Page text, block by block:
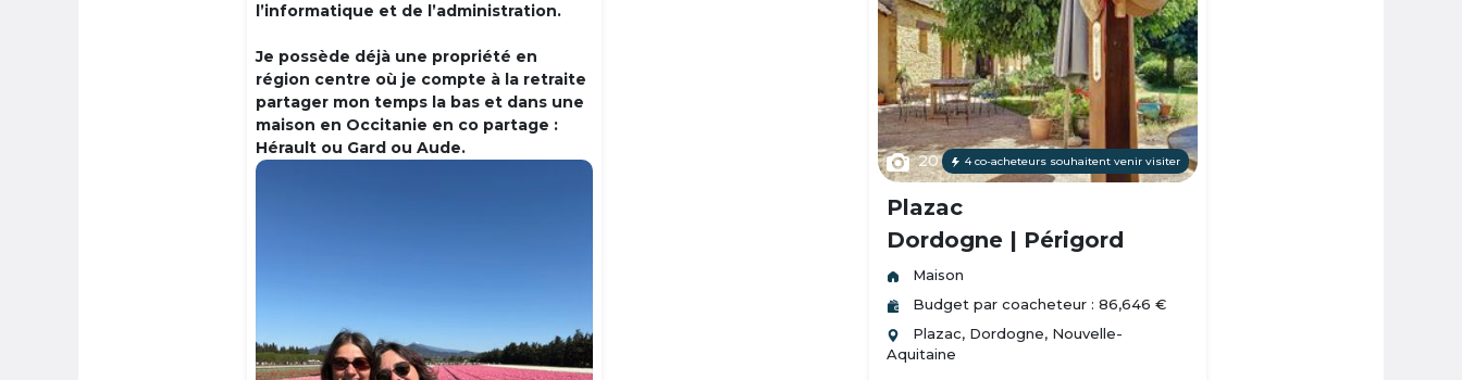
l’informatique et de l’administration.
Je possède déjà une propriété en
région centre où je compte à la retraite
partager mon temps la bas et dans une
maison en Occitanie en co partage :
Hérault ou Gard ou Aude.
20 4 co-acheteurs souhaitent venir visiter
Plazac
Dordogne | Périgord
Maison
Budget par coacheteur : 86,646 €
Plazac, Dordogne, Nouvelle-
Aquitaine